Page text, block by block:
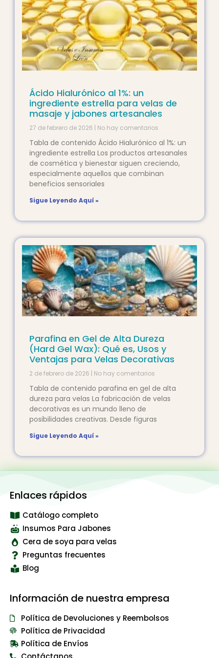
Ácido Hialurónico al 1%: un
ingrediente estrella para velas de
masaje y jabones artesanales
27 de febrero de 2026 No hay comentarios
Tabla de contenido Ácido Hialurónico al 1%: un
ingrediente estrella Los productos artesanales
de cosmética y bienestar siguen creciendo,
especialmente aquellos que combinan
beneficios sensoriales
Sigue Leyendo Aquí »
Parafina en Gel de Alta Dureza
(Hard Gel Wax): Qué es, Usos y
Ventajas para Velas Decorativas
2 de febrero de 2026 No hay comentarios
Tabla de contenido parafina en gel de alta
dureza para velas La fabricación de velas
decorativas es un mundo lleno de
posibilidades creativas. Desde figuras
Sigue Leyendo Aquí »
Enlaces rápidos
Catálogo completo
Insumos Para Jabones
Cera de soya para velas
Preguntas frecuentes
Blog
Información de nuestra empresa
Política de Devoluciones y Reembolsos
Política de Privacidad
Política de Envíos